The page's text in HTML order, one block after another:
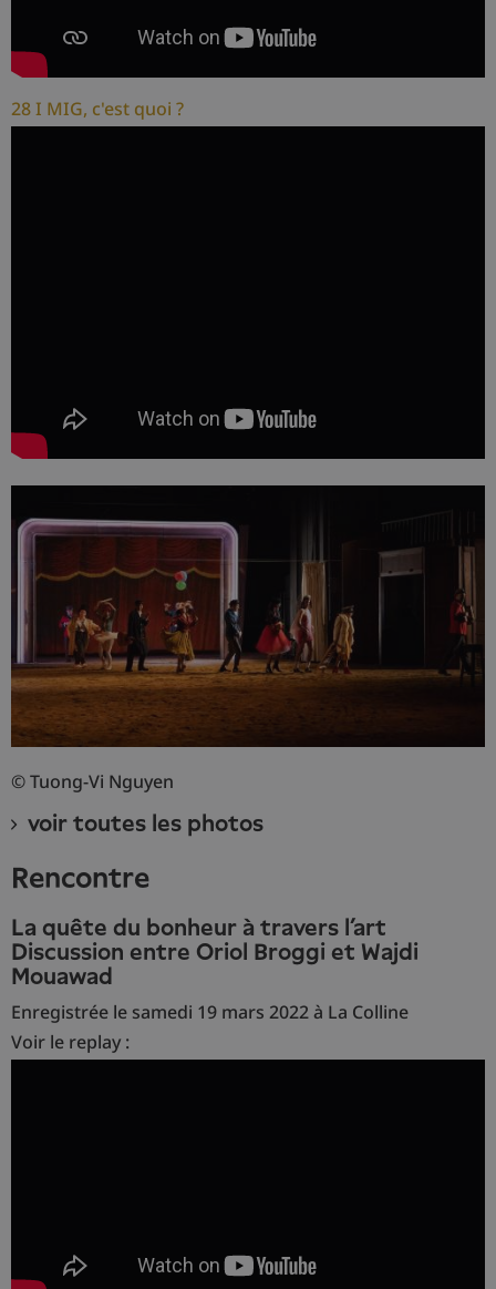
28 I MIG, c'est quoi ?
© Tuong-Vi Nguyen
voir toutes les photos
Rencontre
La quête du bonheur à travers l’art
Discussion entre Oriol Broggi et Wajdi
Mouawad
Enregistrée le samedi 19 mars 2022 à La Colline
Voir le replay :